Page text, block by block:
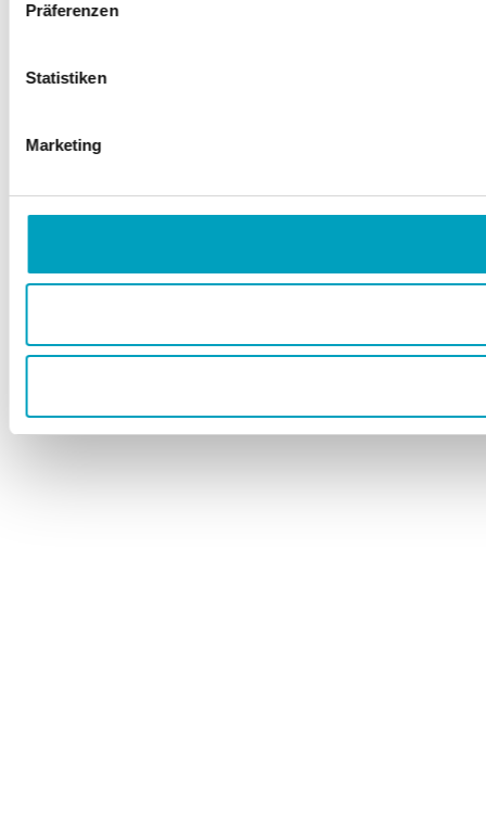
Präferenzen
Statistiken
Marketing